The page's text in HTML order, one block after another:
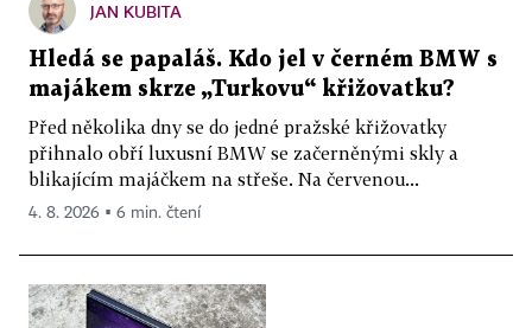
JAN KUBITA
Hledá se papaláš. Kdo jel v černém BMW s
majákem skrze „Turkovu“ křižovatku?
Před několika dny se do jedné pražské křižovatky
přihnalo obří luxusní BMW se začerněnými skly a
blikajícím majáčkem na střeše. Na červenou...
4. 8. 2026 ▪ 6 min. čtení